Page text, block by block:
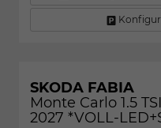
SKODA FABIA
Monte Carlo 1.5
2027 *VOLL-